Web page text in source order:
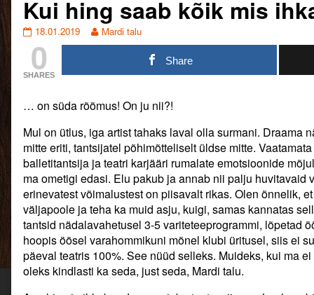
Kui hing saab kõik mis
Kui
saab
kõik
mis
published
18.01.2019
Read
more
of
hing
saab
kõik
mis
ihkab…,
Mardi talu
0
SHARES
Share
… on süda rõõmus! On ju nii?!
Mul on ütlus, iga artist tahaks laval olla surmani. Draama
mitte eriti, tantsijatel põhimõtteliselt üldse mitte.
balletitantsija ja teatri karjääri rumalate emotsioonide
ma ometigi edasi. Elu pakub ja annab nii palju huvitavaid
erinevatest võimalustest on piisavalt rikas. Olen õnnelik,
väljapoole ja teha ka muid asju, kuigi, samas kannatas
tantsid nädalavahetusel 3-5 variteteeprogrammi, lõpetad
hoopis öösel varahommikuni mõnel klubi üritusel, siis ei
päeval teatris 100%. See nüüd selleks. Muideks, kui ma
oleks kindlasti ka seda, just seda, Mardi talu.